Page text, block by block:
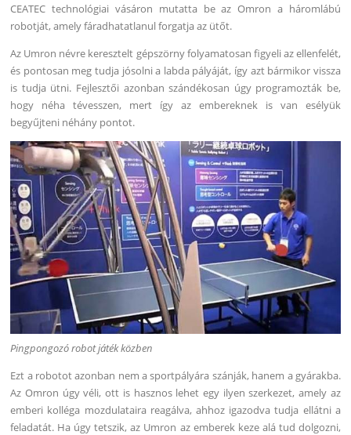
CEATEC technológiai vásáron mutatta be az Omron a háromlábú
robotját, amely fáradhatatlanul forgatja az ütőt.
Az Umron névre keresztelt gépszörny folyamatosan figyeli az ellenfelét,
és pontosan meg tudja jósolni a labda pályáját, így azt bármikor vissza
is tudja ütni. Fejlesztői azonban szándékosan úgy programozták be,
hogy néha tévesszen, mert így az embereknek is van esélyük
begyűjteni néhány pontot.
Pingpongozó robot játék közben
Ezt a robotot azonban nem a sportpályára szánják, hanem a gyárakba.
Az Omron úgy véli, ott is hasznos lehet egy ilyen szerkezet, amely az
emberi kolléga mozdulataira reagálva, ahhoz igazodva tudja ellátni a
feladatát. Ha úgy tetszik, az Umron az emberek keze alá tud dolgozni,